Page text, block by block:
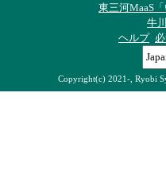
東三河MaaS
牛
ヘルプ
Copyright(c) 2021-, Ryobi